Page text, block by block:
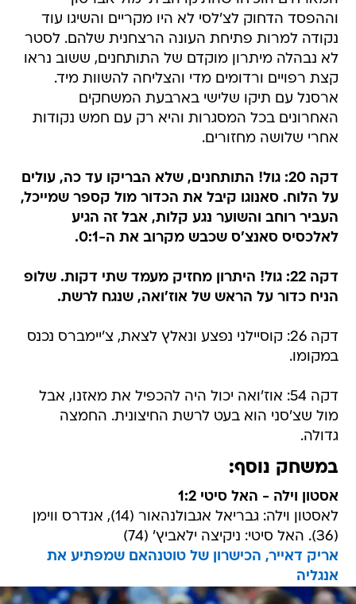
וההפסד הדחוק לצ'לסי לא היו מקריים והשיגו עוד
נקודה למרות פתיחת העונה הרצחנית שלהם. לסטר
לא נבהלה מיתרון מוקדם של התותחנים, ששוב נראו
קצת רפויים ורדומים מדי והצליחה להשוות מיד.
ארסנל עם תיקו שלישי בארבעת המשחקים
האחרונים בכל המסגרות והיא רק עם חמש נקודות
אחרי שלושה מחזורים.
דקה 20: גול! התותחנים, שלא הבריקו עד כה, עולים
על הלוח. סאנוגו קיבל את הכדור מול קספר שמייכל,
העביר רוחב והשוער נגע קלות, אבל זה הגיע
לאלכסיס סאנצ'ס שכבש מקרוב את ה-0:1.
דקה 22: גול! היתרון מחזיק מעמד שתי דקות. שלופ
הניח כדור על הראש של אוז'ואה, שנגח לרשת.
דקה 26: קוסיילני נפצע ונאלץ לצאת, צ'יימברס נכנס
במקומו.
דקה 54: אוז'ואה יכול היה להכפיל את מאזנו, אבל
מול שצ'סני הוא בעט לרשת החיצונית. החמצה
גדולה.
במשחק נוסף:
אסטון וילה - האל סיטי 1:2
לאסטון וילה: גבריאל אגבולנהאור (14), אנדרס ווימן
(36). האל סיטי: ניקיצה ילאביץ' (74)
אריק דאייר, הכישרון של טוטנהאם שמפתיע את
אנגליה